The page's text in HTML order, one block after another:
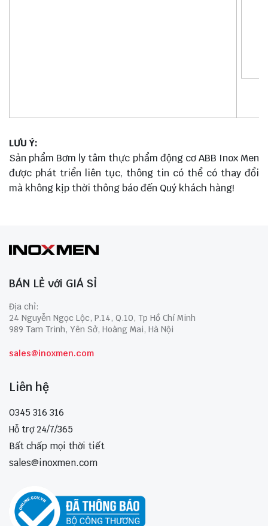
LƯU Ý:
Sản phẩm Bơm ly tâm thực phẩm động cơ ABB Inox Men
được phát triển liên tục, thông tin có thể có thay đổi
mà không kịp thời thông báo đến Quý khách hàng!
BÁN LẺ với GIÁ SỈ
Địa chỉ:
24 Nguyễn Ngọc Lộc, P.14, Q.10, Tp Hồ Chí Minh
989 Tam Trinh, Yên Sở, Hoàng Mai, Hà Nội
sales@inoxmen.com
Liên hệ
0345 316 316
Hỗ trợ 24/7/365
Bất chấp mọi thời tiết
sales@inoxmen.com